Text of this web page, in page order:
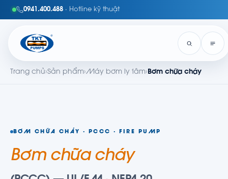
0941.400.488 · Hotline kỹ thuật
Trang chủ›Sản phẩm›Máy bơm ly tâm›Bơm chữa cháy
BƠM CHỮA CHÁY · PCCC · FIRE PUMP
Bơm chữa cháy